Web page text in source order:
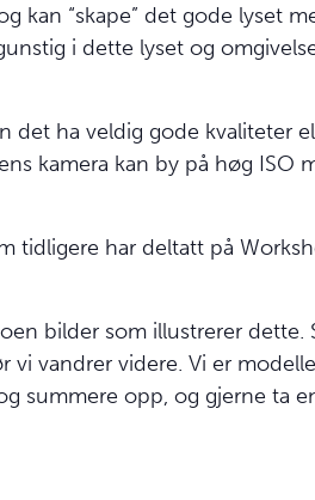
kan “skape” det gode lyset
i dette lyset og
det ha veldig gode kvaliteter
kamera kan by på høg ISO
tidligere har deltatt på
bilder som illustrerer dette.
vi vandrer videre. Vi er
summere opp, og gjerne ta